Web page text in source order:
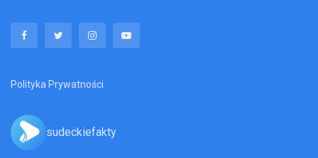
Polityka Prywatności
sudeckiefakty